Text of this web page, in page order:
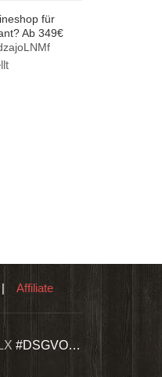
für
Ab 349€
Affiliate
#DSGVO…
Wir bieten